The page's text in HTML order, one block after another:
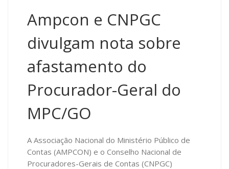
Ampcon e CNPGC
divulgam nota sobre
afastamento do
Procurador-Geral do
MPC/GO
A Associação Nacional do Ministério Público de
Contas (AMPCON) e o Conselho Nacional de
Procuradores-Gerais de Contas (CNPGC)